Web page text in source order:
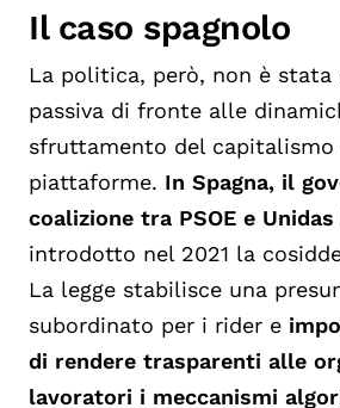
Il caso spagnolo
La politica, però, non è stata
passiva di fronte alle
sfruttamento del capitalismo
piattaforme. In Spagna, il
coalizione tra PSOE e Unidas
introdotto nel 2021 la
La legge stabilisce una
subordinato per i rider e
di rendere trasparenti alle
lavoratori i meccanismi